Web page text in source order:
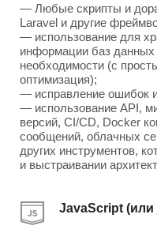
— Любые скрипты и
Laravel и другие
— использование для
информации баз
необходимости (с
оптимизация);
— исправление ошибок
— использование API,
версий, CI/CD, Docker
сообщений, облачных
других инструментов,
и выстраивании
JavaScript (или